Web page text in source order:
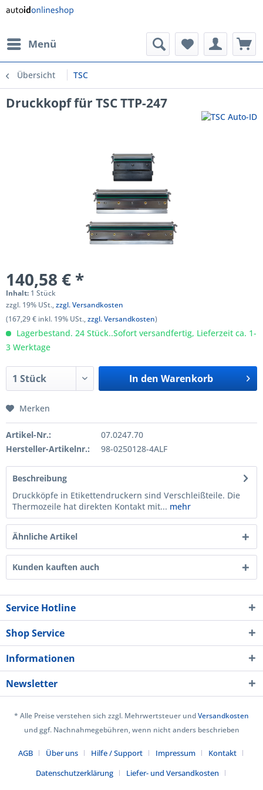
Menü
Übersicht TSC
Druckkopf für TSC TTP-247
140,58 € *
Inhalt: 1 Stück
zzgl. 19% USt.,zzgl. Versandkosten
(167,29 € inkl. 19% USt.,zzgl. Versandkosten)
Lagerbestand. 24 Stück..Sofort versandfertig, Lieferzeit ca. 1-
3 Werktage
In den Warenkorb
Merken
Artikel-Nr.:
07.0247.70
Hersteller-Artikelnr.:
98-0250128-4ALF
Beschreibung
Druckköpfe in Etikettendruckern sind Verschleißteile. Die
Thermo­zeile hat direkten Kontakt mit... mehr
Ähnliche Artikel
Kunden kauften auch
Service Hotline
Shop Service
Informationen
Newsletter
* Alle Preise verstehen sich zzgl. Mehrwertsteuer undVersandkosten
und ggf. Nachnahmegebühren, wenn nicht anders beschrieben
AGB Über uns Hilfe / Support Impressum
Kontakt
Datenschutzerklärung
Liefer- und Versandkosten